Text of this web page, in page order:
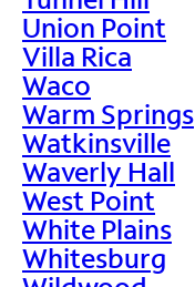
Union Point
Villa Rica
Waco
Warm Springs
Watkinsville
Waverly Hall
West Point
White Plains
Whitesburg